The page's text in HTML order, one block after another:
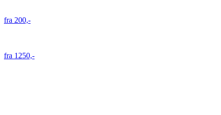
fra 200,-
fra 1250,-